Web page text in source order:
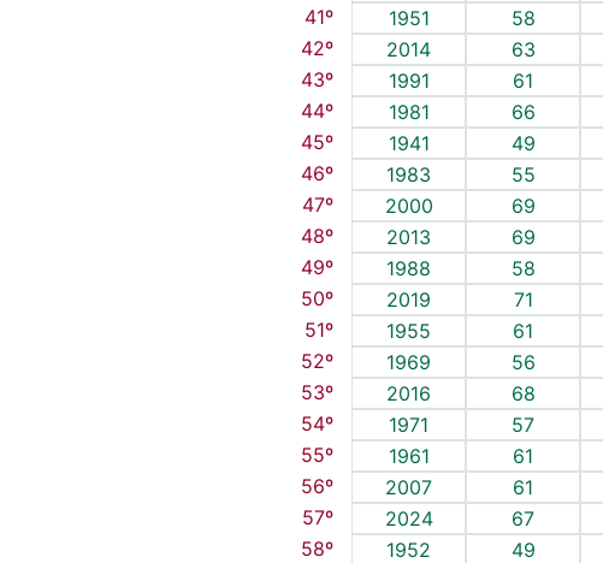
41º
1951 58
42º
2014 63
43º
1991 61
44º
1981 66
45º
1941 49
46º
1983 55
47º
2000 69
48º
2013 69
49º
1988 58
50º
2019 71
51º
1955 61
52º
1969 56
53º
2016 68
54º
1971 57
55º
1961 61
56º
2007 61
57º
2024 67
58º
1952 49